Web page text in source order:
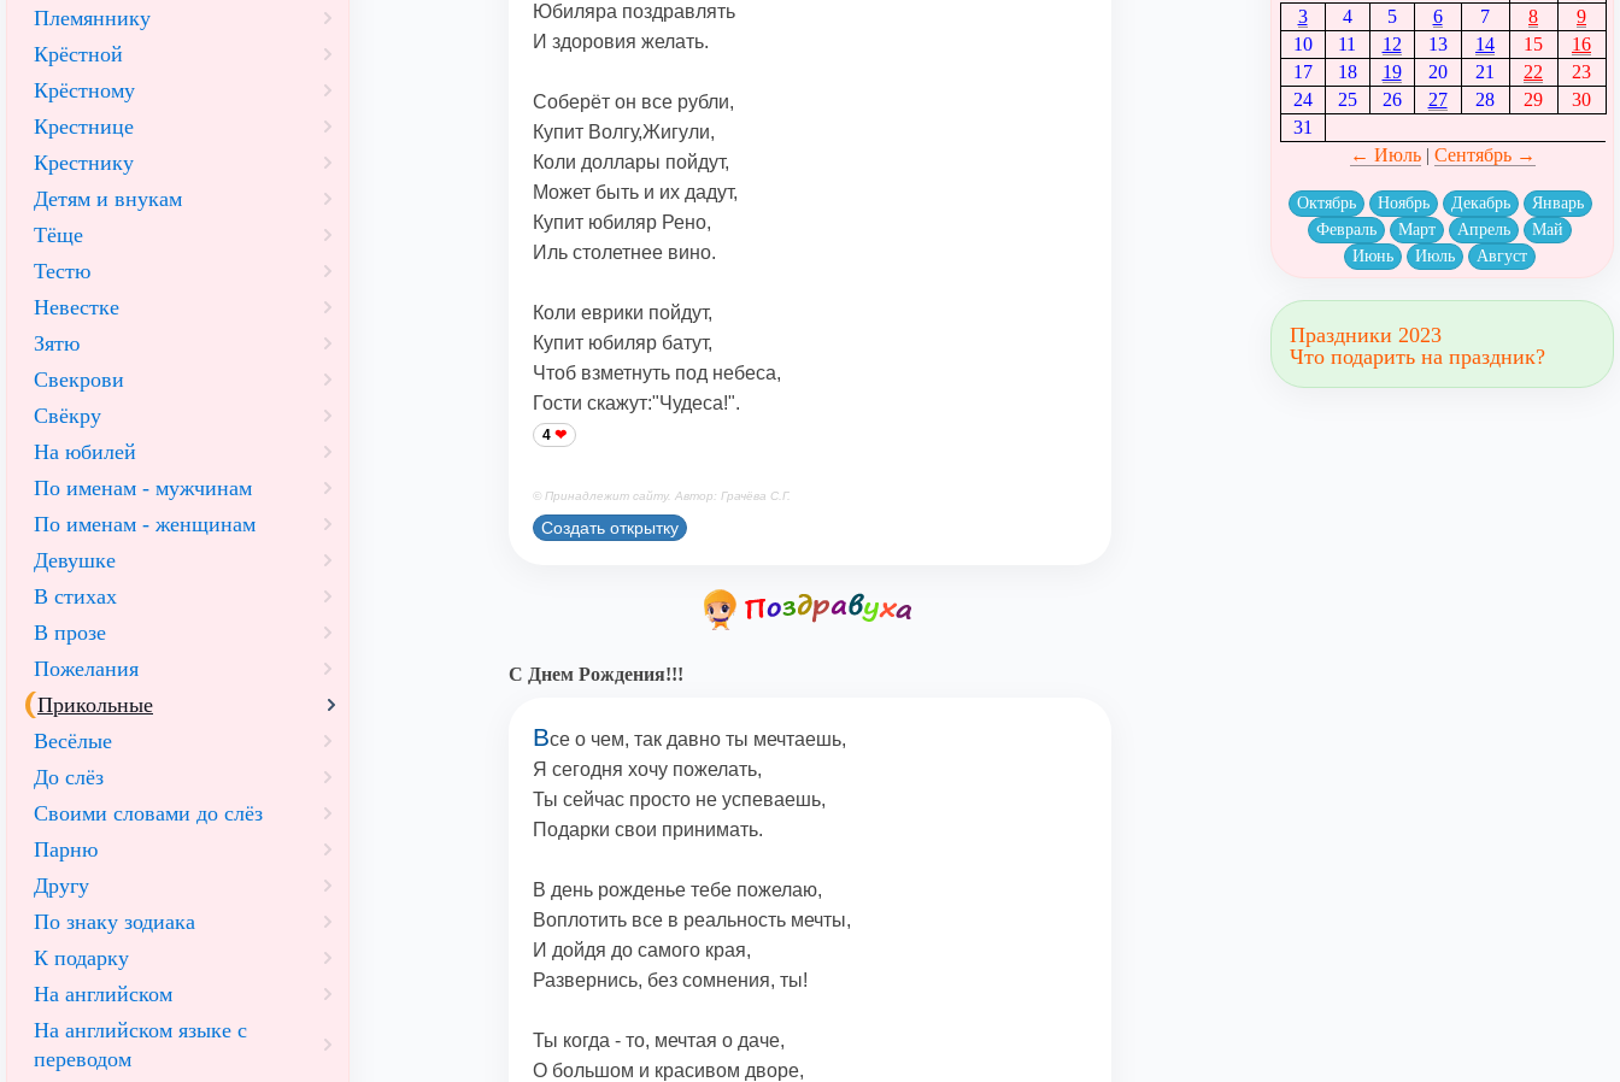
Юбиляра поздравлять
И здоровия желать.
Соберёт он все рубли,
Купит Волгу,Жигули,
Коли доллары пойдут,
Может быть и их дадут,
Купит юбиляр Рено,
Иль столетнее вино.
Коли еврики пойдут,
Купит юбиляр батут,
Чтоб взметнуть под небеса,
Гости скажут:"Чудеса!".
4
© Принадлежит сайту. Автор: Грачёва С.Г.
Создать открытку
С Днем Рождения!!!
Все о чем, так давно ты мечтаешь,
Я сегодня хочу пожелать,
Ты сейчас просто не успеваешь,
Подарки свои принимать.
В день рожденье тебе пожелаю,
Воплотить все в реальность мечты,
И дойдя до самого края,
Развернись, без сомнения, ты!
Ты когда - то, мечтая о даче,
О большом и красивом дворе,
Племяннику
Крёстной
Крёстному
Крестнице
Крестнику
Детям и внукам
Тёще
Тестю
Невестке
Зятю
Свекрови
Свёкру
На юбилей
По именам - мужчинам
По именам - женщинам
Девушке
В стихах
В прозе
Пожелания
Прикольные
Весёлые
До слёз
Своими словами до слёз
Парню
Другу
По знаку зодиака
К подарку
На английском
На английском языке с
переводом
3
4 5 6 7 8
9
10
11 12 13 14 15
16
17
18 19 20 21 22
23
24
25 26 27 28 29
30
31
← Июль| Сентябрь →
Октябрь Ноябрь Декабрь
Январь
Февраль
Март Апрель
Май
Июнь
Июль Август
Праздники 2023
Что подарить на праздник?